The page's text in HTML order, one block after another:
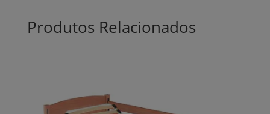
Produtos Relacionados